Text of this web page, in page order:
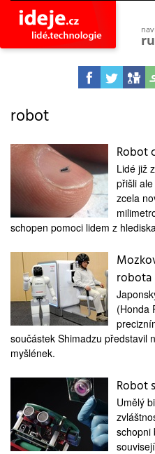
robot
Robot
Lidé již
přišli
zcela
schopen pomoci lidem z
robota
(Honda
součástek Shimadzu představil
myšlének.
Robot
Umělý
schopni